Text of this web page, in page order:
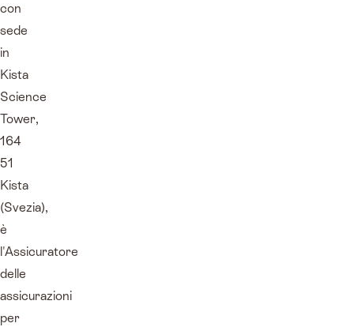
con
sede
in
Kista
Science
Tower,
164
51
Kista
(Svezia),
è
l'Assicuratore
delle
assicurazioni
per